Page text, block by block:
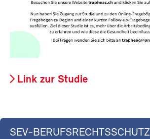
Link zur Studie
SEV-BERUFSRECHTSSCHUTZ